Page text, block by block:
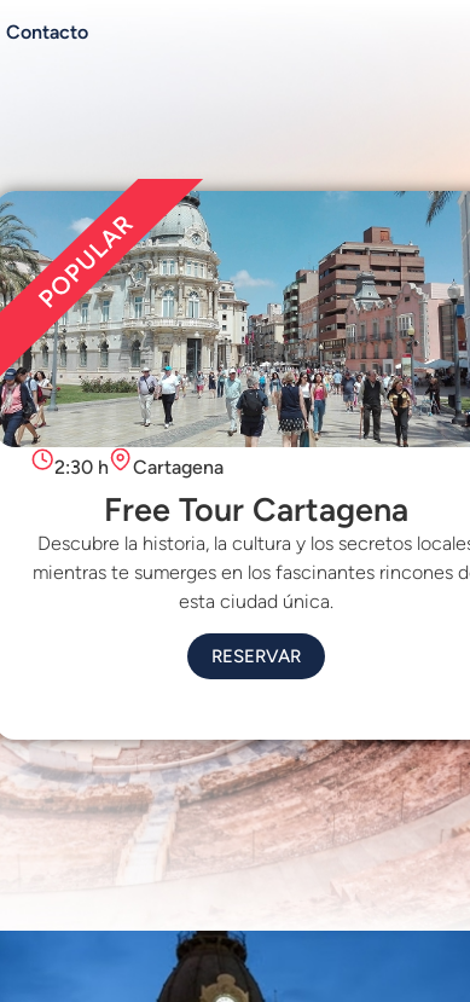
Contacto
2:30 h Cartagena
Free Tour Cartagena
Descubre la historia, la cultura y los secretos
mientras te sumerges en los fascinantes rincones
esta ciudad única.
RESERVAR